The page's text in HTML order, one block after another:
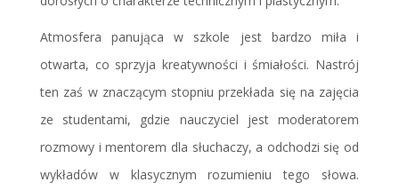
Atmosfera panująca w szkole jest bardzo miła i
otwarta, co sprzyja kreatywności i śmiałości. Nastrój
ten zaś w znaczącym stopniu przekłada się na zajęcia
ze studentami, gdzie nauczyciel jest moderatorem
rozmowy i mentorem dla słuchaczy, a odchodzi się od
wykładów w klasycznym rozumieniu tego słowa.